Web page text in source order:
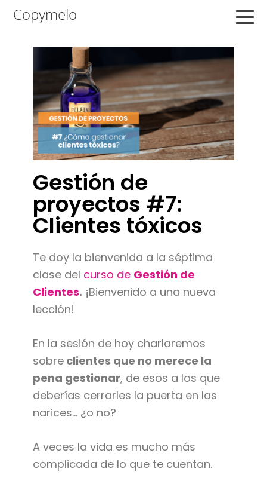
Saltar
Saltar
contenido
Saltar
principal
Copymelo
Gestión de
proyectos #7:
Clientes tóxicos
Te doy la bienvenida a la séptima
clase del curso de Gestión de
Clientes. ¡Bienvenido a una nueva
lección!
En la sesión de hoy charlaremos
sobreclientes que no merece la
pena gestionar, de esos a los que
deberías cerrarles la puerta en las
narices… ¿o no?
A veces la vida es mucho más
complicada de lo que te cuentan.